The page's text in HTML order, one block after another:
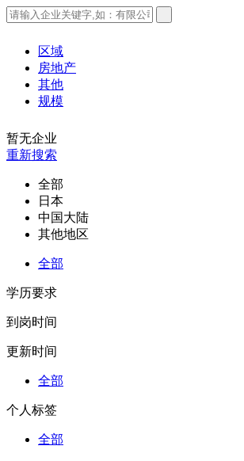
区域
房地产
其他
规模
暂无企业
重新搜索
全部
日本
中国大陆
其他地区
全部
学历要求
到岗时间
更新时间
全部
个人标签
全部